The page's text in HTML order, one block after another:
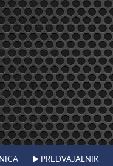
▶️ PREDVAJALNIK